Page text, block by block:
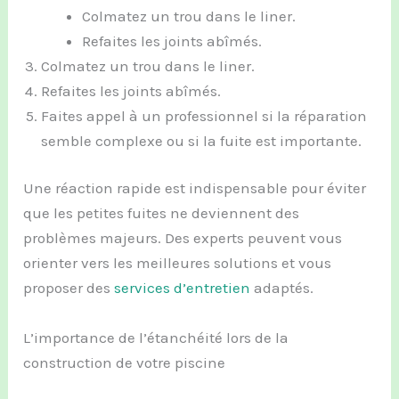
Colmatez un trou dans le liner.
Refaites les joints abîmés.
Colmatez un trou dans le liner.
Refaites les joints abîmés.
Faites appel à un professionnel si la réparation
semble complexe ou si la fuite est importante.
Une réaction rapide est indispensable pour éviter
que les petites fuites ne deviennent des
problèmes majeurs. Des experts peuvent vous
orienter vers les meilleures solutions et vous
proposer desservices d’entretien adaptés.
L’importance de l’étanchéité lors de la
construction de votre piscine